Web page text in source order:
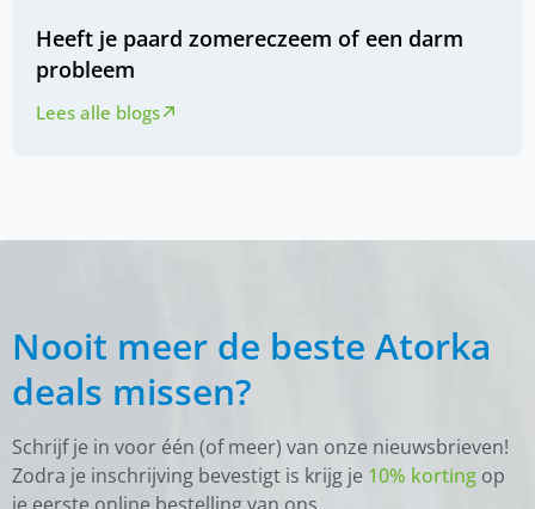
Heeft je paard zomereczeem of een darm
probleem
Lees alle blogs
Nooit meer de beste Atorka
deals missen?
Schrijf je in voor één (of meer) van onze nieuwsbrieven!
Zodra je inschrijving bevestigt is krijg je 10% korting op